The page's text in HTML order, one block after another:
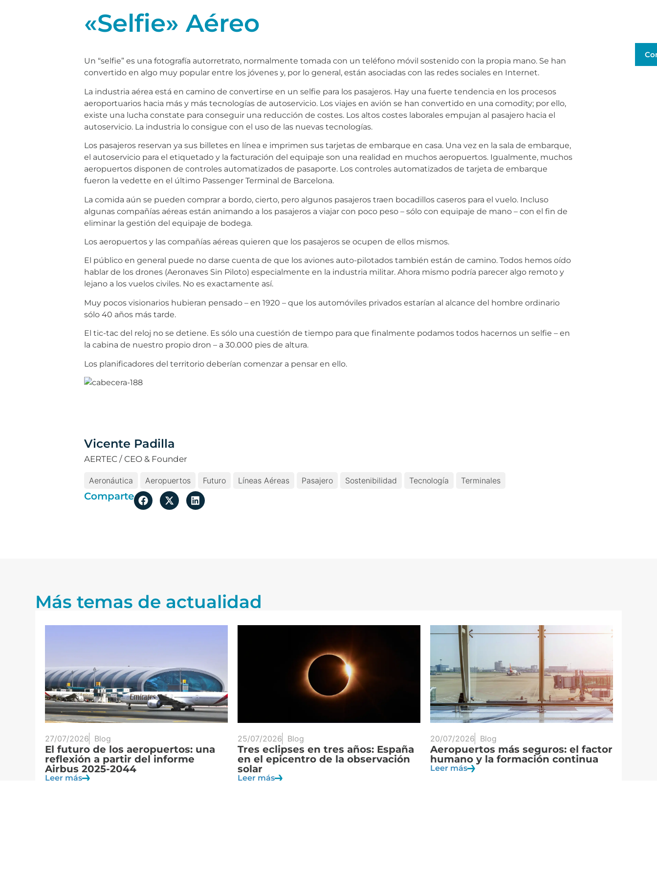
«Selfie» Aéreo
Un “selfie” es una fotografía autorretrato, normalmente tomada con un teléfono móvil sostenido con la propia mano. Se han
convertido en algo muy popular entre los jóvenes y, por lo general, están asociadas con las redes sociales en Internet.
La industria aérea está en camino de convertirse en un selfie para los pasajeros. Hay una fuerte tendencia en los procesos
aeroportuarios hacia más y más tecnologías de autoservicio. Los viajes en avión se han convertido en una comodity; por ello,
existe una lucha constate para conseguir una reducción de costes. Los altos costes laborales empujan al pasajero hacia el
autoservicio. La industria lo consigue con el uso de las nuevas tecnologías.
Los pasajeros reservan ya sus billetes en línea e imprimen sus tarjetas de embarque en casa. Una vez en la sala de embarque,
el autoservicio para el etiquetado y la facturación del equipaje son una realidad en muchos aeropuertos. Igualmente, muchos
aeropuertos disponen de controles automatizados de pasaporte. Los controles automatizados de tarjeta de embarque
fueron la vedette en el último Passenger Terminal de Barcelona.
La comida aún se pueden comprar a bordo, cierto, pero algunos pasajeros traen bocadillos caseros para el vuelo. Incluso
algunas compañías aéreas están animando a los pasajeros a viajar con poco peso – sólo con equipaje de mano – con el fin de
eliminar la gestión del equipaje de bodega.
Los aeropuertos y las compañías aéreas quieren que los pasajeros se ocupen de ellos mismos.
El público en general puede no darse cuenta de que los aviones auto-pilotados también están de camino. Todos hemos oído
hablar de los drones (Aeronaves Sin Piloto) especialmente en la industria militar. Ahora mismo podría parecer algo remoto y
lejano a los vuelos civiles. No es exactamente así.
Muy pocos visionarios hubieran pensado – en 1920 – que los automóviles privados estarían al alcance del hombre ordinario
sólo 40 años más tarde.
El tic-tac del reloj no se detiene. Es sólo una cuestión de tiempo para que finalmente podamos todos hacernos un selfie – en
la cabina de nuestro propio dron – a 30.000 pies de altura.
Los planificadores del territorio deberían comenzar a pensar en ello.
Vicente Padilla
AERTEC / CEO & Founder
Aeronáutica Aeropuertos Futuro Líneas Aéreas Pasajero Sostenibilidad Tecnología Terminales
Comparte
Más temas de actualidad
27/07/2026 Blog
El futuro de los aeropuertos: una
reflexión a partir del informe
Airbus 2025-2044
Leer más
25/07/2026 Blog
Tres eclipses en tres años: España
en el epicentro de la observación
solar
Leer más
20/07/2026 Blog
Aeropuertos más seguros: el factor
humano y la formación continua
Leer más